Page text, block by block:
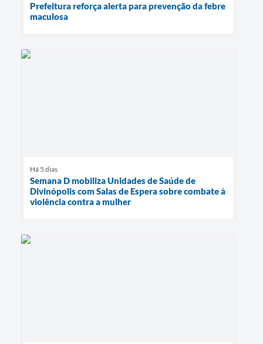
Prefeitura reforça alerta para prevenção da febre
maculosa
Há 5 dias
Semana D mobiliza Unidades de Saúde de
Divinópolis com Salas de Espera sobre combate à
violência contra a mulher